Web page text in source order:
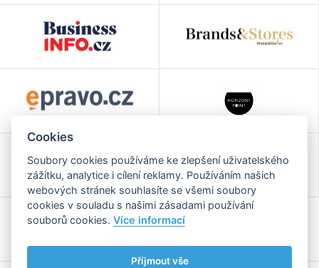
Cookies
Soubory cookies používáme ke zlepšení uživatelského
zážitku, analytice i cílení reklamy. Používáním našich
webových stránek souhlasíte se všemi soubory
cookies v souladu s našimi zásadami používání
souborů cookies.Více informací
Příjmout vše